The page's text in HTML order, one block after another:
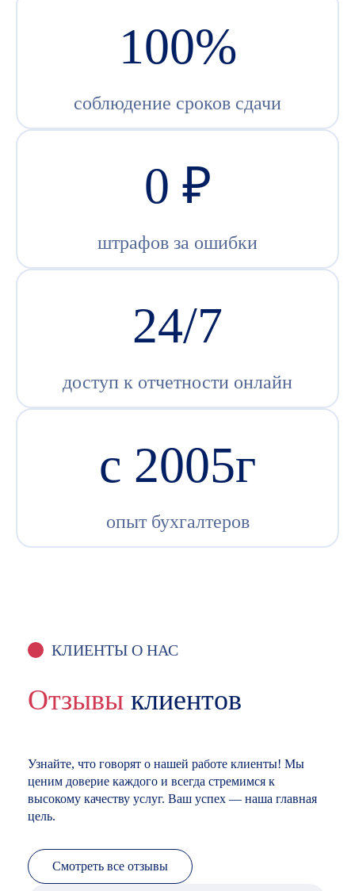
100%
соблюдение сроков сдачи
0 ₽
штрафов за ошибки
24/7
доступ к отчетности онлайн
c 2005г
опыт бухгалтеров
КЛИЕНТЫ О НАС
Отзывы клиентов
Узнайте, что говорят о нашей работе клиенты! Мы
ценим доверие каждого и всегда стремимся к
высокому качеству услуг. Ваш успех — наша главная
цель.
Смотреть все отзывы